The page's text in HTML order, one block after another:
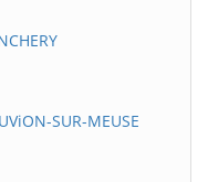
SUR-MEUSE